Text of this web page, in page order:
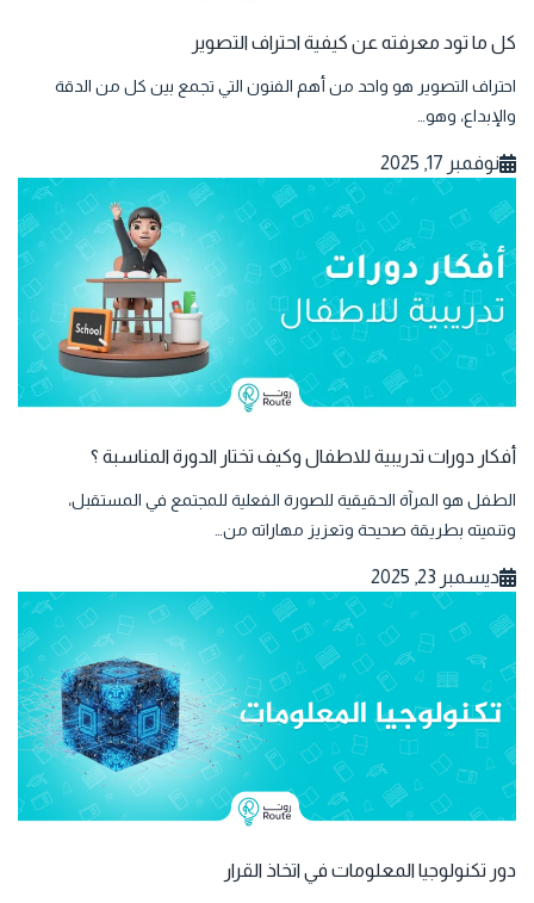
كل ما تود معرفته عن كيفية احتراف التصوير
احتراف التصوير هو واحد من أهم الفنون التي تجمع بين كل من الدقة
والإبداع، وهو…
نوفمبر 17, 2025
أفكار دورات تدريبية للاطفال وكيف تختار الدورة المناسبة ؟
الطفل هو المرآة الحقيقية للصورة الفعلية للمجتمع في المستقبل،
وتنميته بطريقة صحيحة وتعزيز مهاراته من…
ديسمبر 23, 2025
دور تكنولوجيا المعلومات في اتخاذ القرار